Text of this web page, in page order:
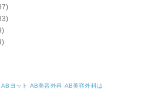
ABヨット AB美容外科 AB美容外科は